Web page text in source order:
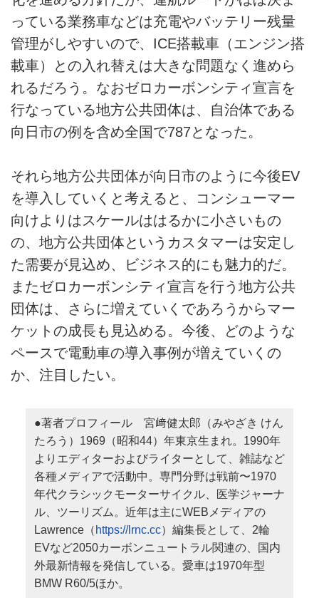
っている業務車などは充電やバッテリー残量
管理がしやすいので、ICE搭載車（エンジン搭
載車）との入れ替えは大きな問題なく進めら
れるだろう。なおゼロカーボンシティ宣言を
行なっている地方公共団体は、自治体である
向日市の例を含め全国で787となった。
それら地方公共団体が向日市のように今後EV
を導入していくと考えると、コンシューマー
向けよりはスケールははるかに小さいもの
の、地方公共団体というカスタマーは安定し
た需要が見込め、ビジネス的にも魅力的だ。
またゼロカーボンシティ宣言を行う地方公共
団体は、さらに増えていくであろうからマー
ケットの成長も見込める。今後、どのような
ペースで電動車の導入事例が増えていくの
か、注目したい。
●著者プロフィール 宮﨑健太郎（みやざき けん
たろう）1969（昭和44）年東京生まれ。1990年
よりエディターおよびライターとして、雑誌など
各種メディアで活動中。専門分野は戦前〜1970
年代クラシックモーターサイクル、医学ジャーナ
ル、ツーリズム。近年は主にWEBメディアの
Lawrence（ https://lrnc.cc）編集長として、2輪
EVなど2050カーボンニュートラル関連の、国内
外最新情報を発信している。愛車は1970年型
BMW R60/5ほか。